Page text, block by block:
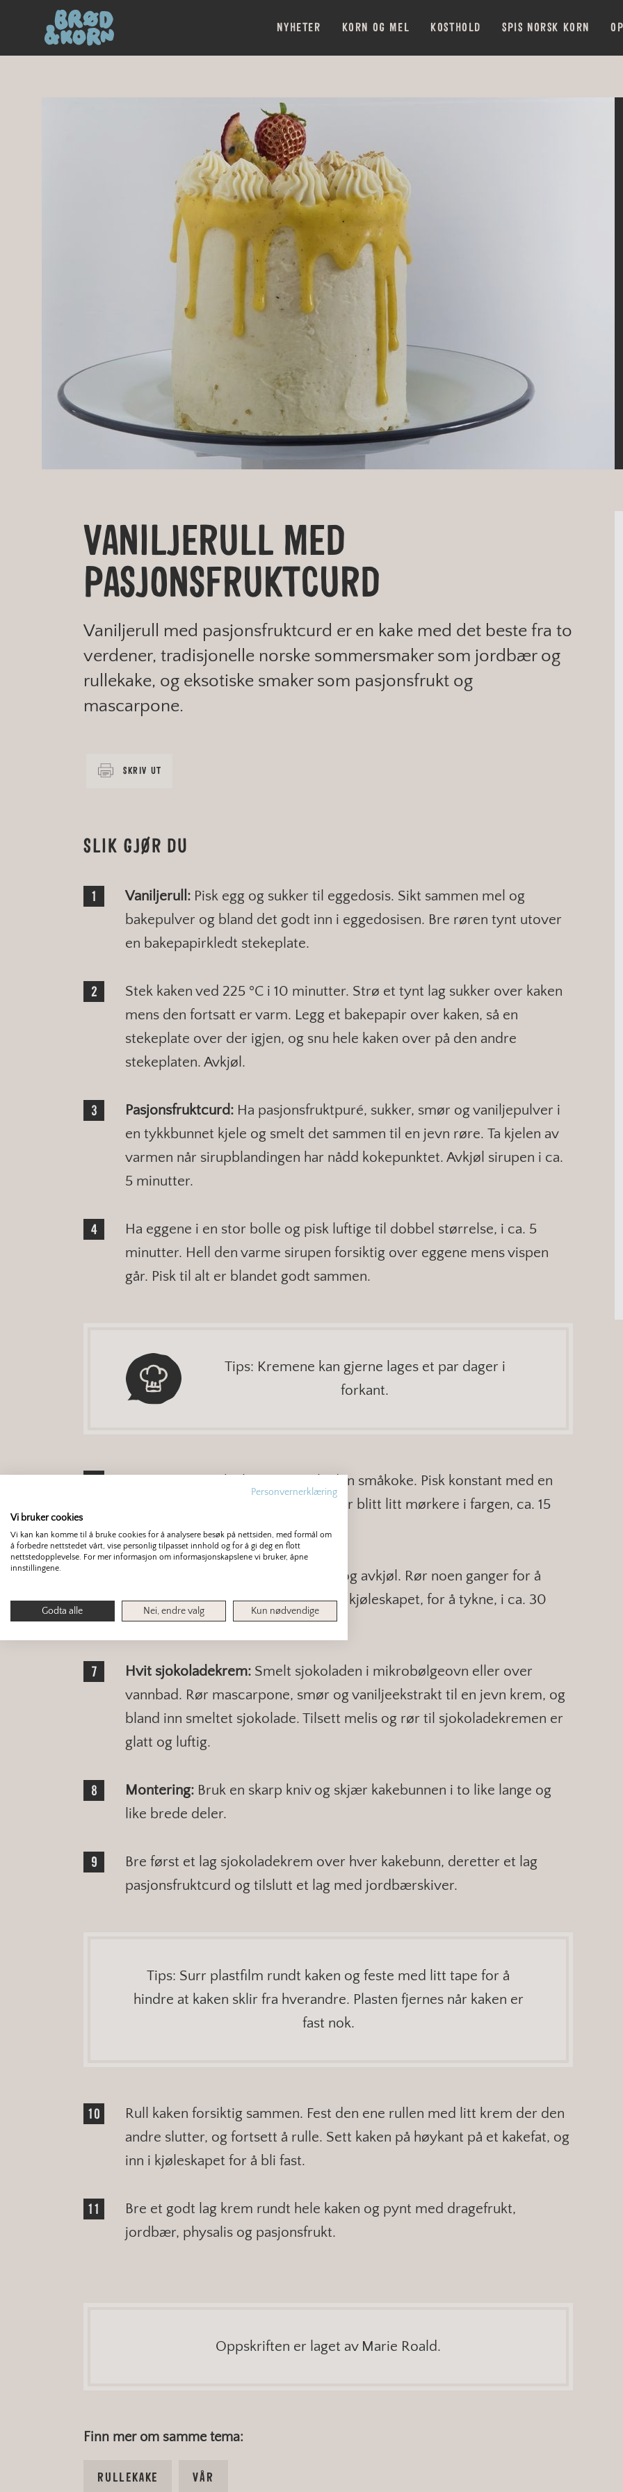
NYHETER KORN OG MEL KOSTHOLD SPIS NORSK KORN
VANILJERULL MED
PASJONSFRUKTCURD
Vaniljerull med pasjonsfruktcurd er en kake med det beste fra to
verdener, tradisjonelle norske sommersmaker som jordbær og
rullekake, og eksotiske smaker som pasjonsfrukt og
mascarpone.
SKRIV UT
SLIK GJØR DU
Vaniljerull: Pisk egg og sukker til eggedosis. Sikt sammen mel og
bakepulver og bland det godt inn i eggedosisen. Bre røren tynt utover
en bakepapirkledt stekeplate.
Stek kaken ved 225 ºC i 10 minutter. Strø et tynt lag sukker over kaken
mens den fortsatt er varm. Legg et bakepapir over kaken, så en
stekeplate over der igjen, og snu hele kaken over på den andre
stekeplaten. Avkjøl.
Pasjonsfruktcurd: Ha pasjonsfruktpuré, sukker, smør og vanilje­pulver i
en tykkbunnet kjele og smelt det sammen til en jevn røre. Ta kjelen av
varmen når sirupblandingen har nådd kokepunktet. Avkjøl sirupen i ca.
5 minutter.
Ha eggene i en stor bolle og pisk luftige til dobbel størrelse, i ca. 5
minutter. Hell den varme sirupen forsiktig over eggene mens vispen
går. Pisk til alt er blandet godt sammen.
Tips: Kremene kan gjerne lages et par dager i
forkant.
Ha røren over i kjelen igjen og la den småkoke. Pisk konstant med en
ballongvisp til røren har tyknet og er blitt litt mørkere i fargen, ca. 15
minutter.
Sil blandingen over i en stor bolle, og avkjøl. Rør noen ganger for å
unngå snerk på toppen. Sett røren i kjøleskapet, for å tykne, i ca. 30
minutter.
Hvit sjokoladekrem: Smelt sjokoladen i mikrobølgeovn eller over
vannbad. Rør mascarpone, smør og vaniljeekstrakt til en jevn krem, og
bland inn smeltet sjokolade. Tilsett melis og rør til sjokoladekremen er
glatt og luftig.
Montering: Bruk en skarp kniv og skjær kakebunnen i to like lange og
like brede deler.
Bre først et lag sjokoladekrem over hver kakebunn, deretter et lag
pasjonsfruktcurd og tilslutt et lag med jordbærskiver.
Tips: Surr plastfilm rundt kaken og feste med litt tape for å
hindre at kaken sklir fra hverandre. Plasten fjernes når kaken er
fast nok.
Rull kaken forsiktig sammen. Fest den ene rullen med litt krem der den
andre slutter, og fortsett å rulle. Sett kaken på høykant på et kakefat, og
inn i kjøleskapet for å bli fast.
Bre et godt lag krem rundt hele kaken og pynt med dragefrukt,
jordbær, physalis og pasjonsfrukt.
Oppskriften er laget av Marie Roald.
Finn mer om samme tema:
RULLEKAKE VÅR
Personvernerklæring
Vi bruker cookies
Vi kan kan komme til å bruke cookies for å analysere besøk på nettsiden, med formål om
å forbedre nettstedet vårt, vise personlig tilpasset innhold og for å gi deg en flott
nettstedopplevelse. For mer informasjon om informasjonskapslene vi bruker, åpne
innstillingene.
Godta alle Nei, endre valg Kun nødvendige